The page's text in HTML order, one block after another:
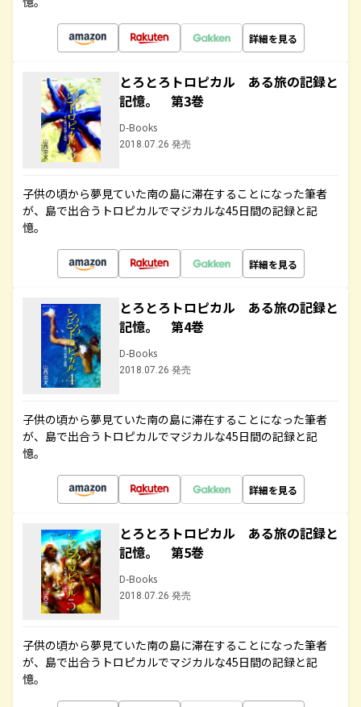
詳細を見る
とろとろトロピカル ある旅の記録と
記憶。 第3巻
D-Books
2018.07.26 発売
子供の頃から夢見ていた南の島に滞在することになった筆者
が、島で出合うトロピカルでマジカルな45日間の記録と記
憶。
詳細を見る
とろとろトロピカル ある旅の記録と
記憶。 第4巻
D-Books
2018.07.26 発売
子供の頃から夢見ていた南の島に滞在することになった筆者
が、島で出合うトロピカルでマジカルな45日間の記録と記
憶。
詳細を見る
とろとろトロピカル ある旅の記録と
記憶。 第5巻
D-Books
2018.07.26 発売
子供の頃から夢見ていた南の島に滞在することになった筆者
が、島で出合うトロピカルでマジカルな45日間の記録と記
憶。